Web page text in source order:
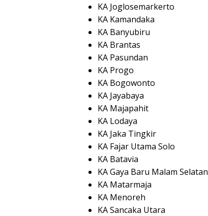
KA Joglosemarkerto
KA Kamandaka
KA Banyubiru
KA Brantas
KA Pasundan
KA Progo
KA Bogowonto
KA Jayabaya
KA Majapahit
KA Lodaya
KA Jaka Tingkir
KA Fajar Utama Solo
KA Batavia
KA Gaya Baru Malam Selatan
KA Matarmaja
KA Menoreh
KA Sancaka Utara